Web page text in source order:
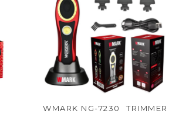
WMARK NG-7230  TRIMMER